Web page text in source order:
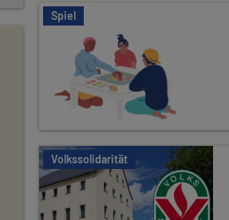
Spiel
Volkssolidarität